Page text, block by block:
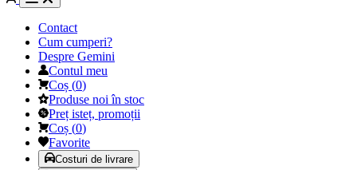
Contact
Cum cumperi?
Despre Gemini
Contul meu
Coș (0)
Produse noi în stoc
Preț isteț, promoții
Coș (0)
Favorite
Costuri de livrare